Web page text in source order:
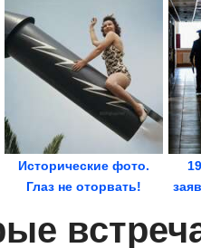
Исторические фото.
Глаз не оторвать!